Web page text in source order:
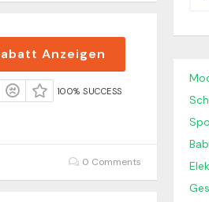
Anzeigen
100% SUCCESS
0 Comments